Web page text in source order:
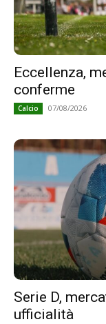
Eccellenza,
conferme
Calcio 07/08/2026
Serie D,
ufficialità